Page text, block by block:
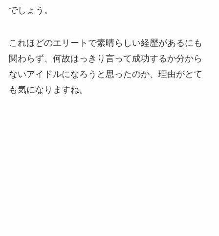
でしょう。
これほどのエリートで素晴らしい経歴があるにも
関わらず、何故はっきり言って成功するか分から
ないアイドルになろうと思ったのか、理由がとて
も気になりますね。